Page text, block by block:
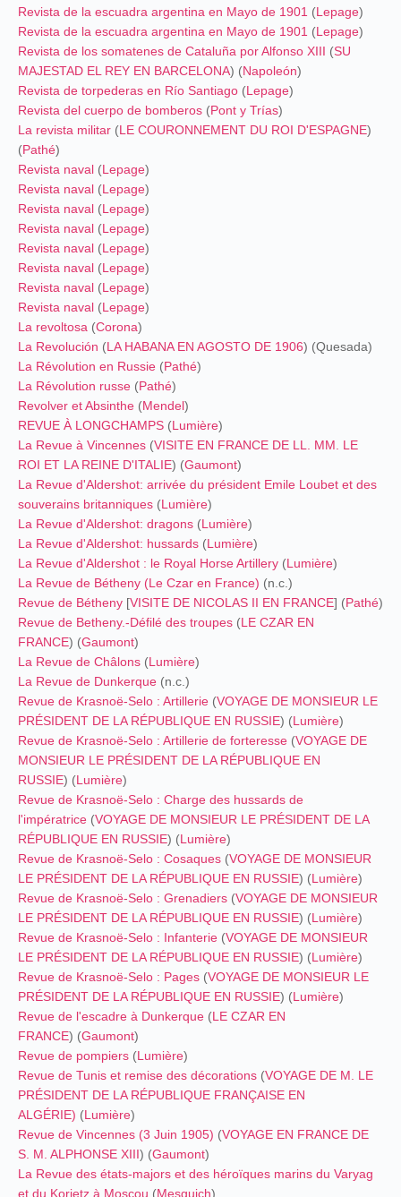
Revista de la escuadra argentina en Mayo de 1901 (Lepage)
Revista de la escuadra argentina en Mayo de 1901 (Lepage)
Revista de los somatenes de Cataluña por Alfonso XIII (SU
MAJESTAD EL REY EN BARCELONA) (Napoleón)
Revista de torpederas en Río Santiago (Lepage)
Revista del cuerpo de bomberos (Pont y Trías)
La revista militar (LE COURONNEMENT DU ROI D'ESPAGNE)
(Pathé)
Revista naval (Lepage)
Revista naval (Lepage)
Revista naval (Lepage)
Revista naval (Lepage)
Revista naval (Lepage)
Revista naval (Lepage)
Revista naval (Lepage)
Revista naval (Lepage)
La revoltosa (Corona)
La Revolución (LA HABANA EN AGOSTO DE 1906) (Quesada)
La Révolution en Russie (Pathé)
La Révolution russe (Pathé)
Revolver et Absinthe (Mendel)
REVUE À LONGCHAMPS (Lumière)
La Revue à Vincennes (VISITE EN FRANCE DE LL. MM. LE
ROI ET LA REINE D'ITALIE) (Gaumont)
La Revue d'Aldershot: arrivée du président Emile Loubet et des
souverains britanniques (Lumière)
La Revue d'Aldershot: dragons (Lumière)
La Revue d'Aldershot: hussards (Lumière)
La Revue d'Aldershot : le Royal Horse Artillery (Lumière)
La Revue de Bétheny (Le Czar en France) (n.c.)
Revue de Bétheny [VISITE DE NICOLAS II EN FRANCE] (Pathé)
Revue de Betheny.-Défilé des troupes (LE CZAR EN
FRANCE) (Gaumont)
La Revue de Châlons (Lumière)
La Revue de Dunkerque (n.c.)
Revue de Krasnoë-Selo : Artillerie (VOYAGE DE MONSIEUR LE
PRÉSIDENT DE LA RÉPUBLIQUE EN RUSSIE) (Lumière)
Revue de Krasnoë-Selo : Artillerie de forteresse (VOYAGE DE
MONSIEUR LE PRÉSIDENT DE LA RÉPUBLIQUE EN
RUSSIE) (Lumière)
Revue de Krasnoë-Selo : Charge des hussards de
l'impératrice (VOYAGE DE MONSIEUR LE PRÉSIDENT DE LA
RÉPUBLIQUE EN RUSSIE) (Lumière)
Revue de Krasnoë-Selo : Cosaques (VOYAGE DE MONSIEUR
LE PRÉSIDENT DE LA RÉPUBLIQUE EN RUSSIE) (Lumière)
Revue de Krasnoë-Selo : Grenadiers (VOYAGE DE MONSIEUR
LE PRÉSIDENT DE LA RÉPUBLIQUE EN RUSSIE) (Lumière)
Revue de Krasnoë-Selo : Infanterie (VOYAGE DE MONSIEUR
LE PRÉSIDENT DE LA RÉPUBLIQUE EN RUSSIE) (Lumière)
Revue de Krasnoë-Selo : Pages (VOYAGE DE MONSIEUR LE
PRÉSIDENT DE LA RÉPUBLIQUE EN RUSSIE) (Lumière)
Revue de l'escadre à Dunkerque (LE CZAR EN
FRANCE) (Gaumont)
Revue de pompiers (Lumière)
Revue de Tunis et remise des décorations (VOYAGE DE M. LE
PRÉSIDENT DE LA RÉPUBLIQUE FRANÇAISE EN
ALGÉRIE) (Lumière)
Revue de Vincennes (3 Juin 1905) (VOYAGE EN FRANCE DE
S. M. ALPHONSE XIII) (Gaumont)
La Revue des états-majors et des héroïques marins du Varyag
et du Korietz à Moscou (Mesguich)